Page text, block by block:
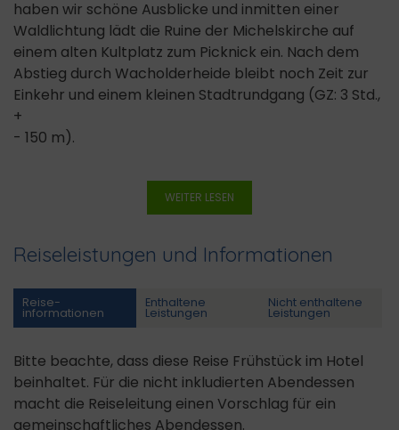
haben wir schöne Ausblicke und inmitten einer
Waldlichtung lädt die Ruine der Michelskirche auf
einem alten Kultplatz zum Picknick ein. Nach dem
Abstieg durch Wacholderheide bleibt noch Zeit zur
Einkehr und einem kleinen Stadtrundgang (GZ: 3 Std.,
+
- 150 m).
WEITER LESEN
Reiseleistungen und Informationen
Reise­
informationen
Enthaltene
Leistungen
Nicht enthaltene
Leistungen
Bitte beachte, dass diese Reise Frühstück im Hotel
beinhaltet. Für die nicht inkludierten Abendessen
macht die Reiseleitung einen Vorschlag für ein
gemeinschaftliches Abendessen.